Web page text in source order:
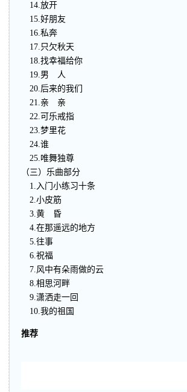
14.放开
15.好朋友
16.私奔
17.只欠秋天
18.找幸福给你
19.男 人
20.后来的我们
21.亲 亲
22.可乐戒指
23.梦里花
24.谁
25.唯舞独尊
（三）乐曲部分
1.入门小练习十条
2.小皮筋
3.黄 昏
4.在那遥远的地方
5.往事
6.祝福
7.风中有朵雨做的云
8.相思河畔
9.潇洒走一回
10.我的祖国
推荐